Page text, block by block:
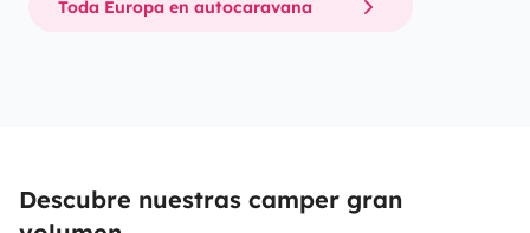
Toda Europa en autocaravana
Descubre nuestras camper gran